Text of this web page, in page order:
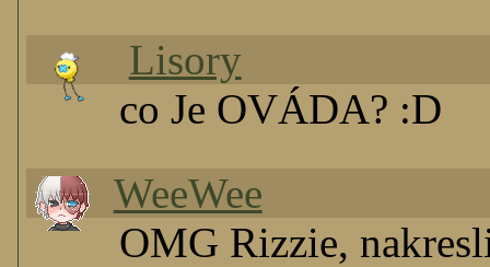
Lisory
co Je OVÁDA? :D
WeeWee
OMG Rizzie,